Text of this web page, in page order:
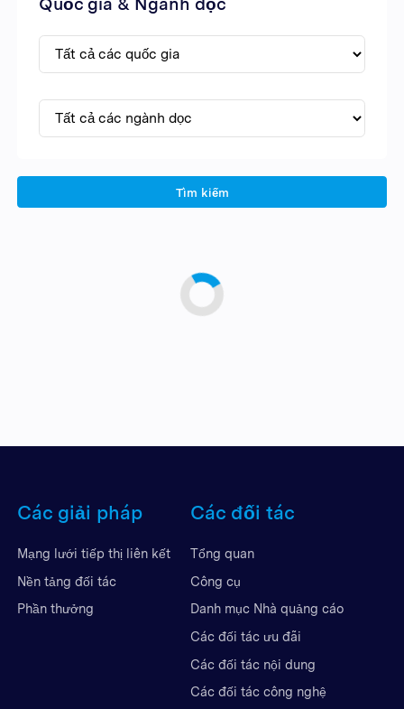
Quốc gia & Ngành dọc
Tìm kiếm
Các giải pháp
Mạng lưới tiếp thị liên kết
Nền tảng đối tác
Phần thưởng
Các đối tác
Tổng quan
Công cụ
Danh mục Nhà quảng cáo
Các đối tác ưu đãi
Các đối tác nội dung
Các đối tác công nghệ